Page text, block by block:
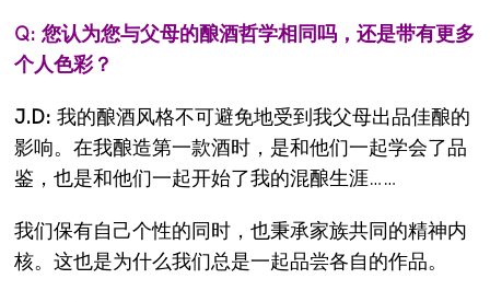
Q: 您认为您与父母的酿酒哲学相同吗，还是带有更多
个人色彩？
J.D: 我的酿酒风格不可避免地受到我父母出品佳酿的
影响。在我酿造第一款酒时，是和他们一起学会了品
鉴，也是和他们一起开始了我的混酿生涯……
我们保有自己个性的同时，也秉承家族共同的精神内
核。这也是为什么我们总是一起品尝各自的作品。